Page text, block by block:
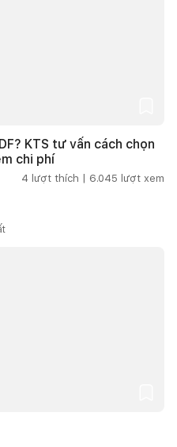
KTS tư vấn cách chọn
chi phí
4 lượt thích | 6.045 lượt xem